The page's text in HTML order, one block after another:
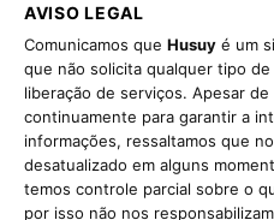
AVISO LEGAL
Comunicamos que Husuy é um
que não solicita qualquer tipo
liberação de serviços. Apesar
continuamente para garantir a
informações, ressaltamos que
desatualizado em alguns
temos controle parcial sobre o
por isso não nos